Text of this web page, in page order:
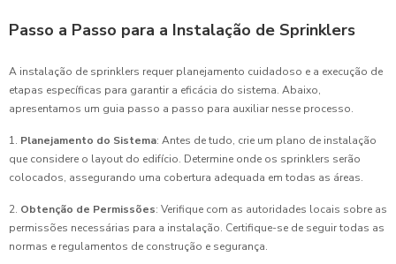
Passo a Passo para a Instalação de Sprinklers
A instalação de sprinklers requer planejamento cuidadoso e a execução de
etapas específicas para garantir a eficácia do sistema. Abaixo,
apresentamos um guia passo a passo para auxiliar nesse processo.
1. Planejamento do Sistema: Antes de tudo, crie um plano de instalação
que considere o layout do edifício. Determine onde os sprinklers serão
colocados, assegurando uma cobertura adequada em todas as áreas.
2. Obtenção de Permissões: Verifique com as autoridades locais sobre as
permissões necessárias para a instalação. Certifique-se de seguir todas as
normas e regulamentos de construção e segurança.